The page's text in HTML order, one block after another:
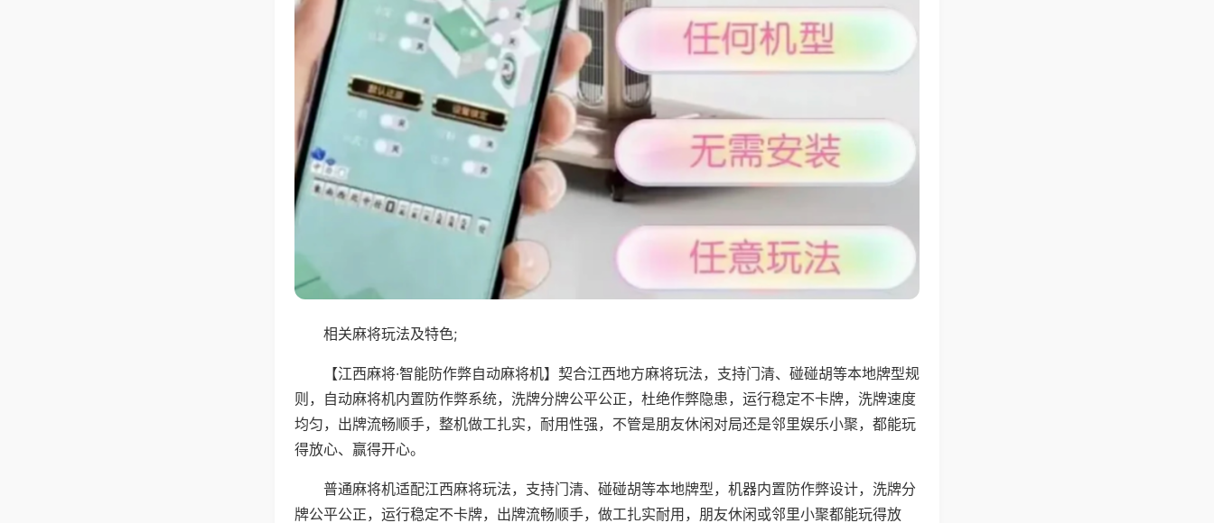
相关麻将玩法及特色;
【江西麻将·智能防作弊自动麻将机】契合江西地方麻将玩法，支持门清、碰碰胡等本地牌型规
则，自动麻将机内置防作弊系统，洗牌分牌公平公正，杜绝作弊隐患，运行稳定不卡牌，洗牌速度
均匀，出牌流畅顺手，整机做工扎实，耐用性强，不管是朋友休闲对局还是邻里娱乐小聚，都能玩
得放心、赢得开心。
普通麻将机适配江西麻将玩法，支持门清、碰碰胡等本地牌型，机器内置防作弊设计，洗牌分
牌公平公正，运行稳定不卡牌，出牌流畅顺手，做工扎实耐用，朋友休闲或邻里小聚都能玩得放